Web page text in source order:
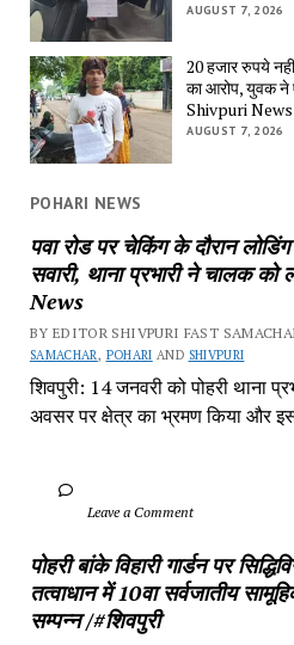
AUGUST 7, 2026
20 हजार रुपये
का आरोप, युवक ने
Shivpuri News
AUGUST 7, 2026
POHARI NEWS
पवा रोड पर चेकिंग के दौरान
सवारी, थाना प्रभारी ने चालक
News
BY EDITOR SHIVPURI FAST
SAMACHAR , POHARI AND SHIVPURI
शिवपुरी: 14 जनवरी को पोहरी थाना
अवसर पर क्षेत्र का भ्रमण किया और
		Leave a Comment
पोहरी बांके विहारी गार्डन पर
तत्वाधान में 10वा सर्वजातीय
सम्पन्न /#शिवपुरी